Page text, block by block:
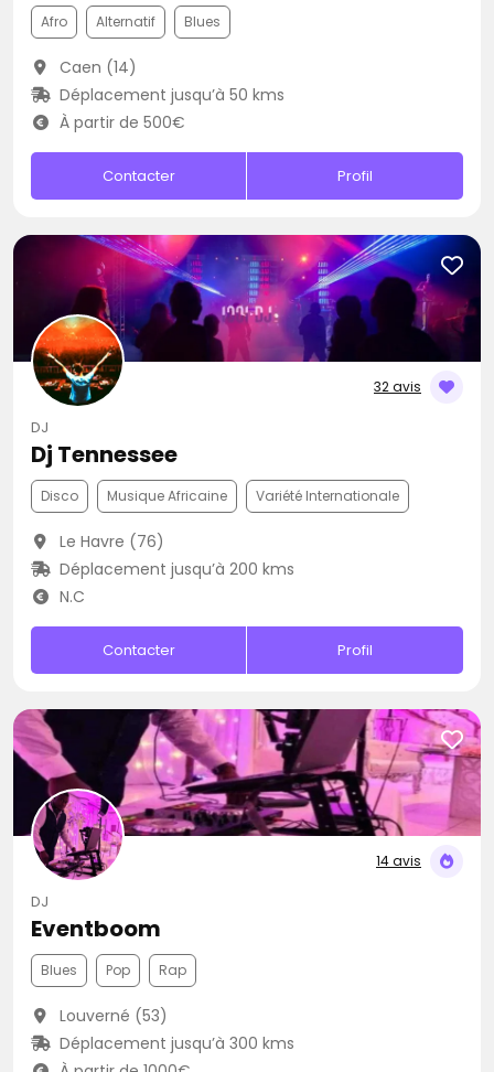
Afro Alternatif Blues
Caen (14)
Déplacement jusqu’à 50 kms
À partir de 500€
Contacter Profil
32 avis
DJ
Dj Tennessee
Disco Musique Africaine Variété Internationale
Le Havre (76)
Déplacement jusqu’à 200 kms
N.C
Contacter Profil
14 avis
DJ
Eventboom
Blues Pop Rap
Louverné (53)
Déplacement jusqu’à 300 kms